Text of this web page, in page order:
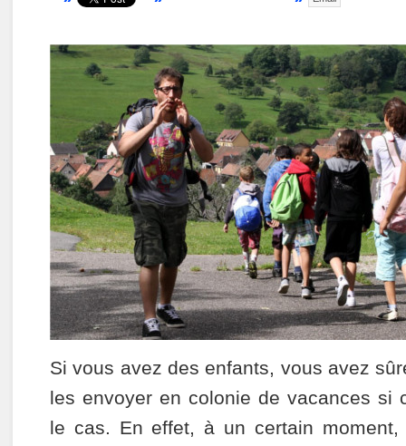
Si vous avez des enfants, vous avez
les envoyer en colonie de vacances si
le cas. En effet, à un certain moment,